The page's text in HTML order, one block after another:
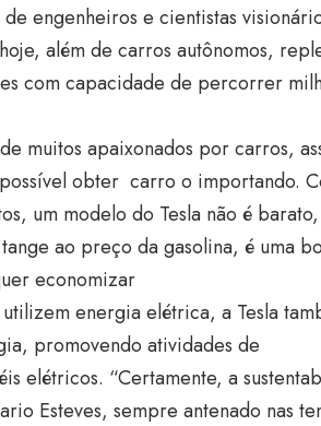
engenheiros e cientistas
além de carros autônomos,
com capacidade de percorrer
muitos apaixonados por carros,
obter carro o importando.
um modelo do Tesla não é barato,
ao preço da gasolina, é uma
economizar
energia elétrica, a Tesla
promovendo atividades de
elétricos. “Certamente, a
Esteves, sempre antenado nas